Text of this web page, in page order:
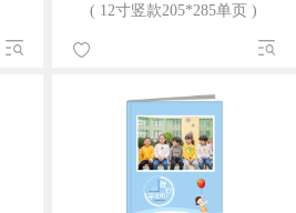
( 12寸竖款205*285单页 )